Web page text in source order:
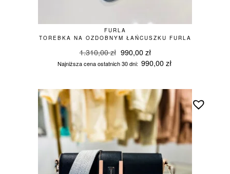
FURLA
TOREBKA NA OZDOBNYM ŁAŃCUSZKU FURLA
1.310,00zł Pierwotna
wynosiła:
990,00 zł
wynosi:
Najniższa cena ostatnich 30 dni: 990,00 zł